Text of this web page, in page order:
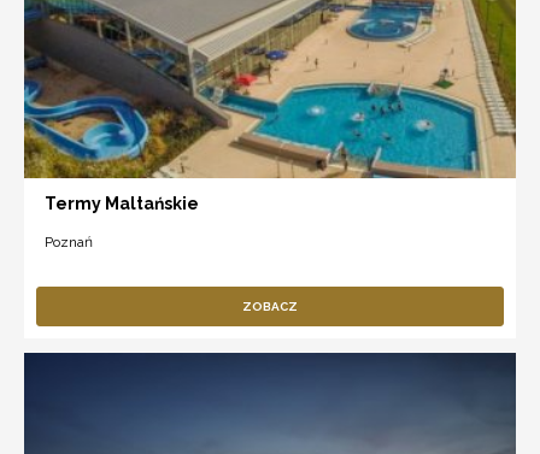
Termy Maltańskie
Poznań
ZOBACZ